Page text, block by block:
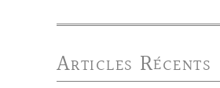
Articles Récents